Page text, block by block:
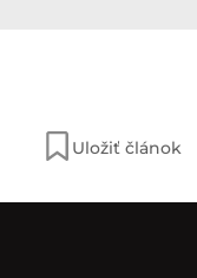
Uložiť článok